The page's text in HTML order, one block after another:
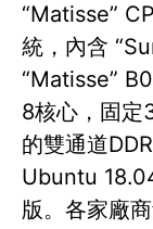
“Matisse”
統，內含
“Matisse”
8核心，固定
的雙通道
Ubuntu
版。各家廠